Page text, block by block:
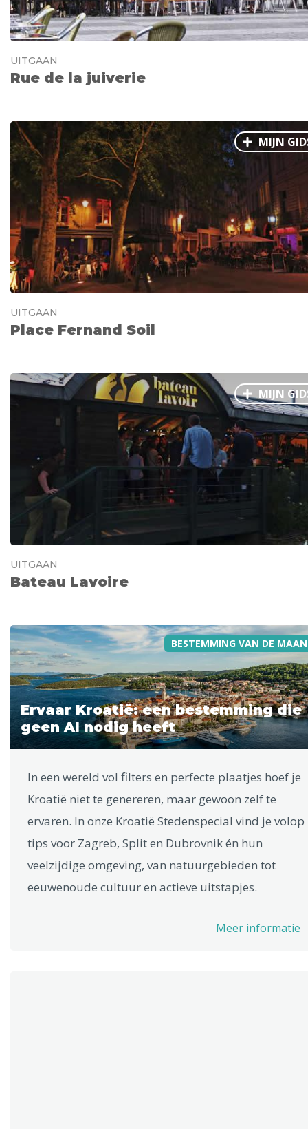
UITGAAN
Rue de la juiverie
MIJN
UITGAAN
Place Fernand Soil
MIJN
UITGAAN
Bateau Lavoire
BESTEMMING VAN DE
Ervaar Kroatië: een bestemming die
geen AI nodig heeft
In een wereld vol filters en perfecte plaatjes hoef je
Kroatië niet te genereren, maar gewoon zelf te
ervaren. In onze Kroatië Stedenspecial vind je volop
tips voor Zagreb, Split en Dubrovnik én hun
veelzijdige omgeving, van natuurgebieden tot
eeuwenoude cultuur en actieve uitstapjes.
Meer informatie